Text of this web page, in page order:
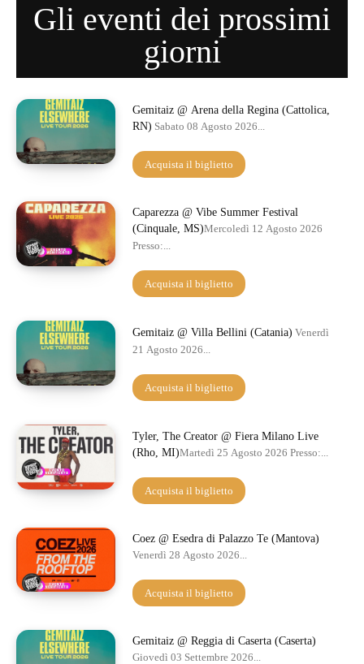
Gli eventi dei prossimi
giorni
Gemitaiz @ Arena della Regina (Cattolica,
RN) Sabato 08 Agosto 2026...
Acquista il biglietto
Caparezza @ Vibe Summer Festival
(Cinquale, MS)Mercoledì 12 Agosto 2026
Presso:...
Acquista il biglietto
Gemitaiz @ Villa Bellini (Catania) Venerdì
21 Agosto 2026...
Acquista il biglietto
Tyler, The Creator @ Fiera Milano Live
(Rho, MI)Martedì 25 Agosto 2026 Presso:...
Acquista il biglietto
Coez @ Esedra di Palazzo Te (Mantova)
Venerdì 28 Agosto 2026...
Acquista il biglietto
Gemitaiz @ Reggia di Caserta (Caserta)
Giovedì 03 Settembre 2026...